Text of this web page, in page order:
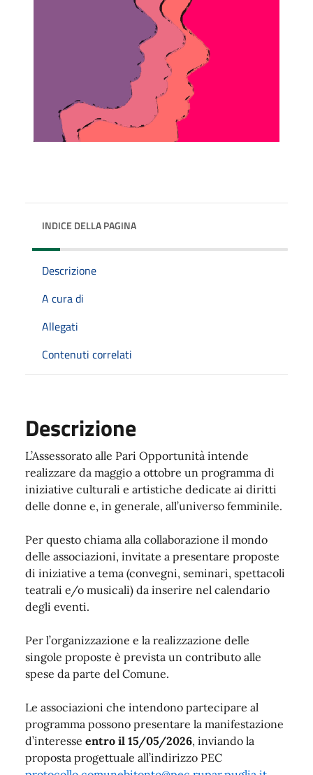
INDICE DELLA PAGINA
Descrizione
A cura di
Allegati
Contenuti correlati
Descrizione
L’Assessorato alle Pari Opportunità intende
realizzare da maggio a ottobre un programma di
iniziative culturali e artistiche dedicate ai diritti
delle donne e, in generale, all’universo femminile.
Per questo chiama alla collaborazione il mondo
delle associazioni, invitate a presentare proposte
di iniziative a tema (convegni, seminari, spettacoli
teatrali e/o musicali) da inserire nel calendario
degli eventi.
Per l’organizzazione e la realizzazione delle
singole proposte è prevista un contributo alle
spese da parte del Comune.
Le associazioni che intendono partecipare al
programma possono presentare la manifestazione
d’interesse entro il 15/05/2026, inviando la
proposta progettuale all’indirizzo PEC